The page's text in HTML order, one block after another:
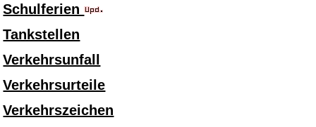
Schulferien
Tankstellen
Verkehrsunfall
Verkehrsurteile
Verkehrszeichen